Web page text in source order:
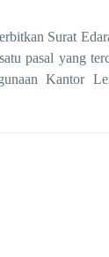
Surat E
pasal yang
Kantor